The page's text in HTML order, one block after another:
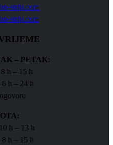
strip.com
strip.com
– PETAK:
h – 15 h
6 h – 24 h
h – 13 h
8 h – 15 h